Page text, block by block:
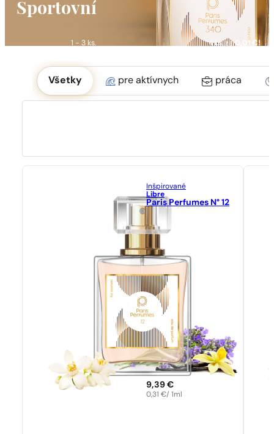
1 - 3 ks. 4 ks. za0,01 €!
Sportovní
Okoliczność
Všetky pre aktívnych práca
Inšpirované
Libre
Paris Perfumes N° 12
9,39€
0,31€/ 1ml